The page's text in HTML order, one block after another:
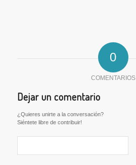
0
COMENTARIOS
Dejar un comentario
¿Quieres unirte a la conversación?
Siéntete libre de contribuir!